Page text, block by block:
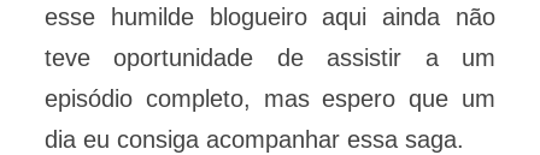
esse humilde blogueiro aqui ainda não
teve oportunidade de assistir a um
episódio completo, mas espero que um
dia eu consiga acompanhar essa saga.